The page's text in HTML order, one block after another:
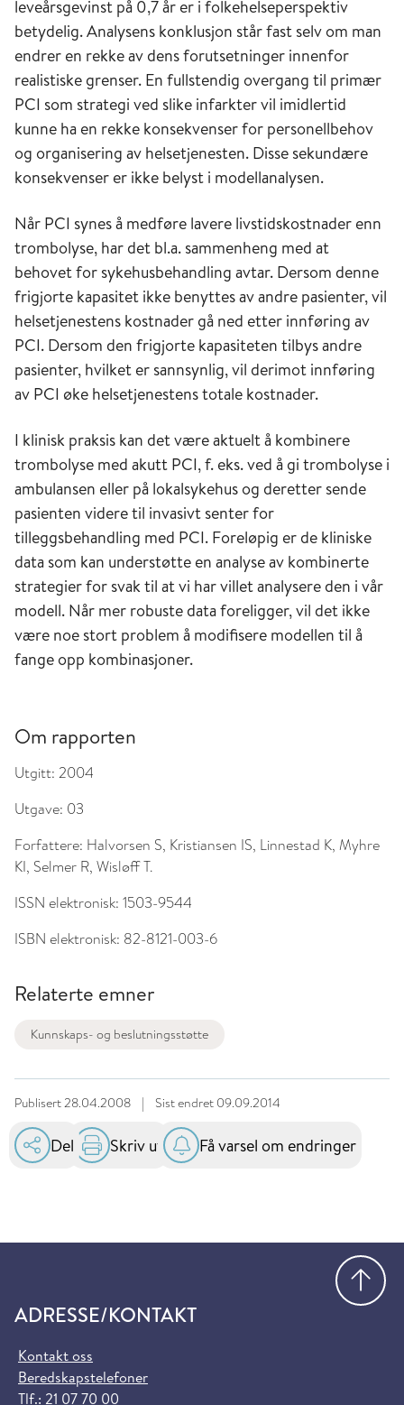
leveårsgevinst på 0,7 år er i folkehelseperspektiv
betydelig. Analysens konklusjon står fast selv om man
endrer en rekke av dens forutsetninger innenfor
realistiske grenser. En fullstendig overgang til primær
PCI som strategi ved slike infarkter vil imidlertid
kunne ha en rekke konsekvenser for personellbehov
og organisering av helsetjenesten. Disse sekundære
konsekvenser er ikke belyst i modellanalysen.
Når PCI synes å medføre lavere livstidskostnader enn
trombolyse, har det bl.a. sammenheng med at
behovet for sykehusbehandling avtar. Dersom denne
frigjorte kapasitet ikke benyttes av andre pasienter, vil
helsetjenestens kostnader gå ned etter innføring av
PCI. Dersom den frigjorte kapasiteten tilbys andre
pasienter, hvilket er sannsynlig, vil derimot innføring
av PCI øke helsetjenestens totale kostnader.
I klinisk praksis kan det være aktuelt å kombinere
trombolyse med akutt PCI, f. eks. ved å gi trombolyse i
ambulansen eller på lokalsykehus og deretter sende
pasienten videre til invasivt senter for
tilleggsbehandling med PCI. Foreløpig er de kliniske
data som kan understøtte en analyse av kombinerte
strategier for svak til at vi har villet analysere den i vår
modell. Når mer robuste data foreligger, vil det ikke
være noe stort problem å modifisere modellen til å
fange opp kombinasjoner.
Om rapporten
Utgitt: 2004
Utgave: 03
Forfattere: Halvorsen S, Kristiansen IS, Linnestad K, Myhre
KI, Selmer R, Wisløff T.
ISSN elektronisk: 1503-9544
ISBN elektronisk: 82-8121-003-6
Relaterte emner
Kunnskaps- og beslutningsstøtte
Publisert28.04.2008 | Sist endret 09.09.2014
Del Skriv ut Få varsel om endringer
ADRESSE/KONTAKT
Kontakt oss
Beredskapstelefoner
Tlf.: 21 07 70 00